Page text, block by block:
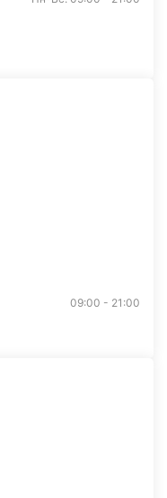
09:00 - 21:00